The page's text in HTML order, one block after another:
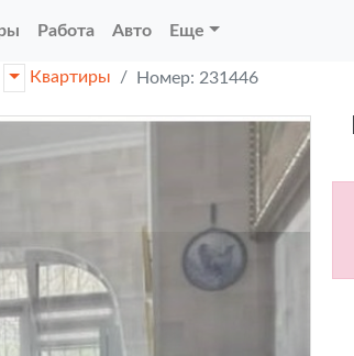
Работа Авто Еще
Квартиры Номер: 231446